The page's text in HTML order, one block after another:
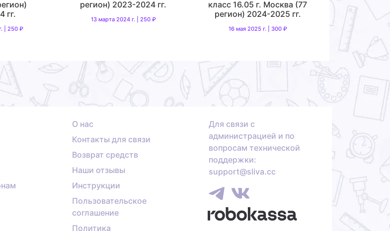
гг.
| 250 ₽
регион) 2023-2024 гг.
13 марта 2024 г. | 250 ₽
класс 16.05 г. Москва (77
регион) 2024-2025 гг.
16 мая 2025 г. | 300 ₽
О нас
Контакты для связи
Возврат средств
Наши отзывы
Инструкции
Пользовательское
соглашение
Политика
Для связи с
администрацией и по
вопросам технической
поддержки:
support@sliva.cc